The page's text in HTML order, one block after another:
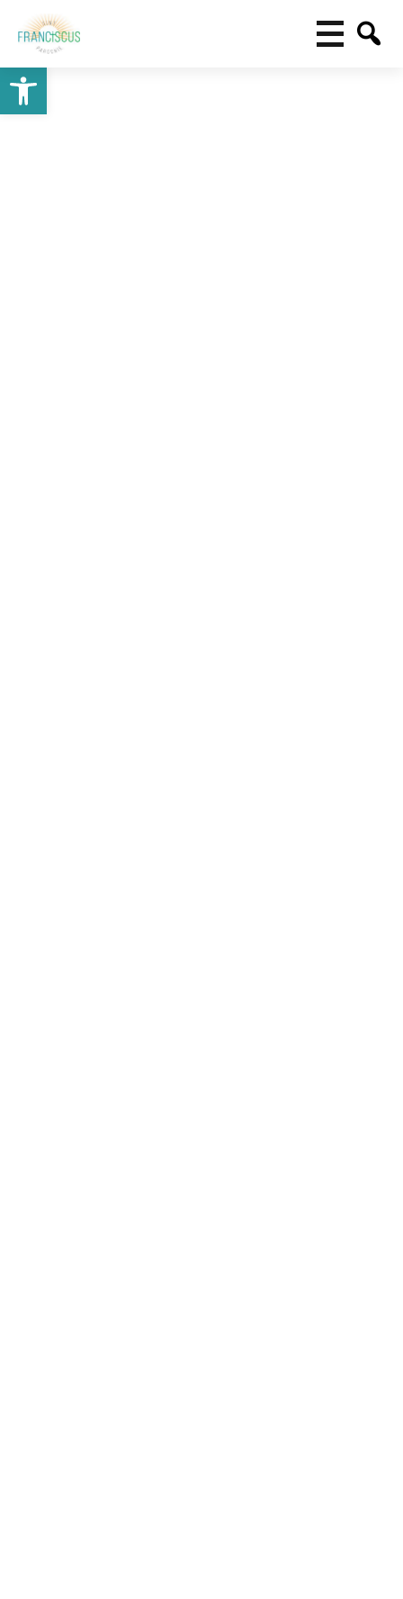
Toolbar openen